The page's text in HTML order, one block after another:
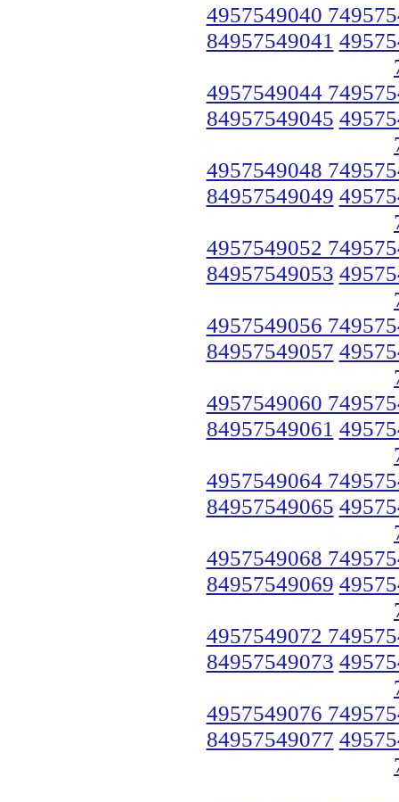
4957549040
84957549041
4957549044
84957549045
4957549048
84957549049
4957549052
84957549053
4957549056
84957549057
4957549060
84957549061
4957549064
84957549065
4957549068
84957549069
4957549072
84957549073
4957549076
84957549077